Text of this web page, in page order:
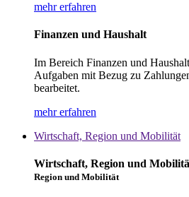
mehr erfahren
Finanzen und Haushalt
Im Bereich Finanzen und
Aufgaben mit Bezug zu
bearbeitet.
mehr erfahren
Wirtschaft, Region und Mobilität
Wirtschaft, Region und
Region und Mobilität